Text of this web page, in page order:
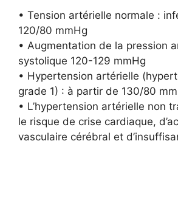
• Tension artérielle normale :
120/80 mmHg
• Augmentation de la pression
systolique 120-129 mmHg
• Hypertension artérielle
grade 1) : à partir de 130/80
• L’hypertension artérielle non
le risque de crise cardiaque,
vasculaire cérébral et